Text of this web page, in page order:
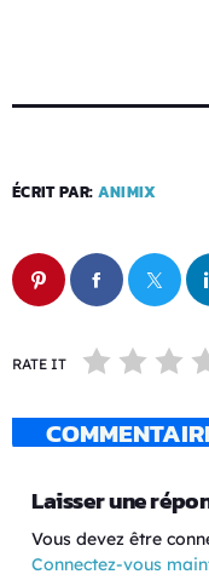
ÉCRIT PAR: ANIMIX
RATE IT
Laisser une
Vous devez être
Connectez-vous